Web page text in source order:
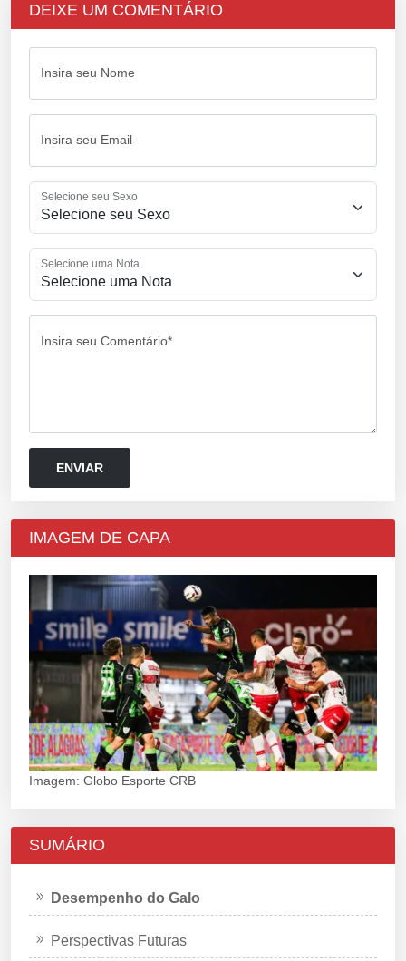
DEIXE UM COMENTÁRIO
Insira seu Nome
Insira seu Email
Selecione seu Sexo
Selecione uma Nota
Insira seu Comentário*
IMAGEM DE CAPA
Imagem: Globo Esporte CRB
SUMÁRIO
Desempenho do Galo
Perspectivas Futuras